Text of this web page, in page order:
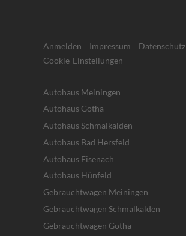
Anmelden Impressum Datenschutz
Cookie-Einstellungen
Autohaus Meiningen
Autohaus Gotha
Autohaus Schmalkalden
Autohaus Bad Hersfeld
Autohaus Eisenach
Autohaus Hünfeld
Gebrauchtwagen Meiningen
Gebrauchtwagen Schmalkalden
Gebrauchtwagen Gotha